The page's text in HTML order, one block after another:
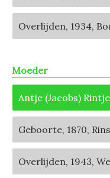
Overlijden, 1934,
Moeder
Antje (Jacobs)
Geboorte, 1870,
Overlijden, 1943,